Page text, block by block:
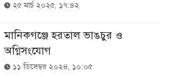
২৫ মার্চ ২০২৫, ১৭:৪২
মানিকগঞ্জে হরতাল ভাঙচুর ও
অগ্নিসংযোগ
১১ ডিসেম্বর ২০২৪, ১০:০৫